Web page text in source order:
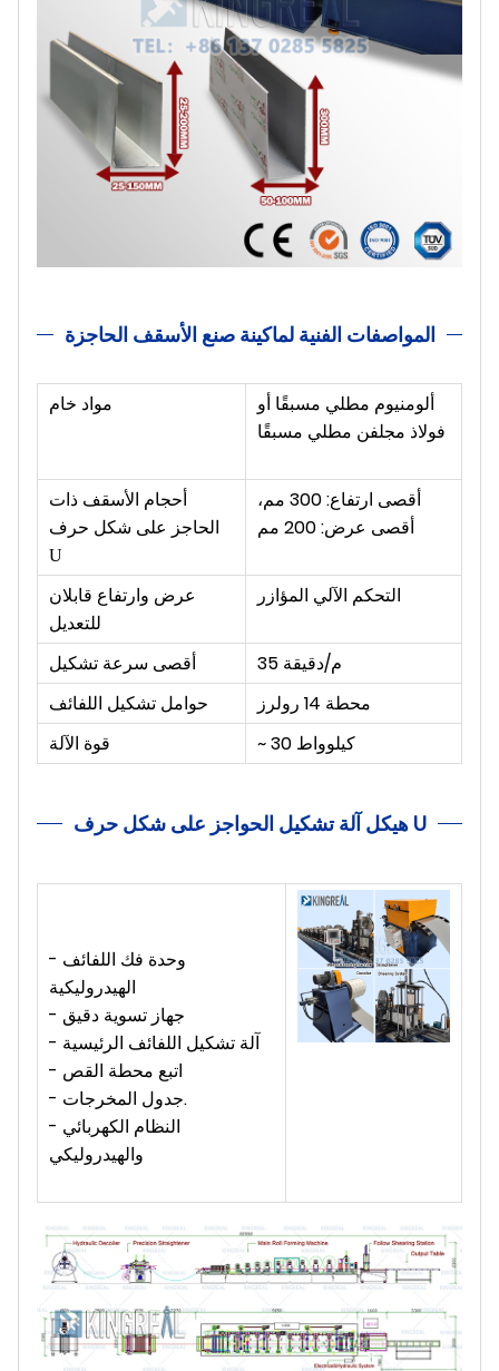
المواصفات الفنية لماكينة صنع الأسقف الحاجزة
مواد خام
ألومنيوم مطلي مسبقًا أو
فولاذ مجلفن مطلي مسبقًا
أحجام الأسقف ذات
الحاجز على شكل حرف
U
أقصى ارتفاع: 300 مم،
أقصى عرض: 200 مم
عرض وارتفاع قابلان
للتعديل
التحكم الآلي المؤازر
أقصى سرعة تشكيل
35 م/دقيقة
حوامل تشكيل اللفائف
محطة 14 رولرز
قوة الآلة
~ 30 كيلوواط
هيكل آلة تشكيل الحواجز على شكل حرف U
- وحدة فك اللفائف
الهيدروليكية
- جهاز تسوية دقيق
- آلة تشكيل اللفائف الرئيسية
- اتبع محطة القص
- جدول المخرجات.
- النظام الكهربائي
والهيدروليكي